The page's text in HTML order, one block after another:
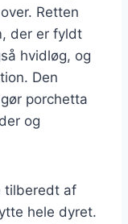
Retten
der er fyldt
hvidløg, og
Den
porchetta
og
tilberedt af
hele dyret.